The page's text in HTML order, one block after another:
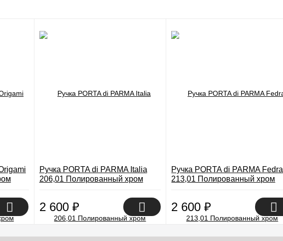
Ручка PORTA di PARMA Italia
206,01 Полированный хром
2 600 ₽
Ручка PORTA di PARMA Fedra
213,01 Полированный хром
2 600₽